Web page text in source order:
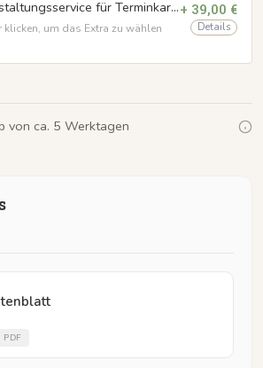
Gestaltungsservice für Terminkarten
klicken, um das Extra zu wählen
+ 39,00 €
Details
von ca. 5 Werktagen
PDF